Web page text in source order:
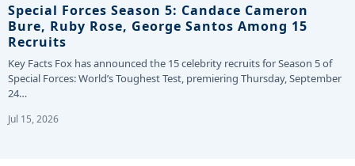
Special Forces Season 5: Candace Cameron
Bure, Ruby Rose, George Santos Among 15
Recruits
Key Facts Fox has announced the 15 celebrity recruits for Season 5 of
Special Forces: World’s Toughest Test, premiering Thursday, September
24…
Jul 15, 2026